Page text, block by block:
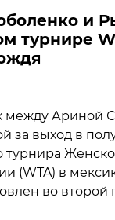
и
турнире
между Ариной
за выход в
турнира
(WTA) в
во второй